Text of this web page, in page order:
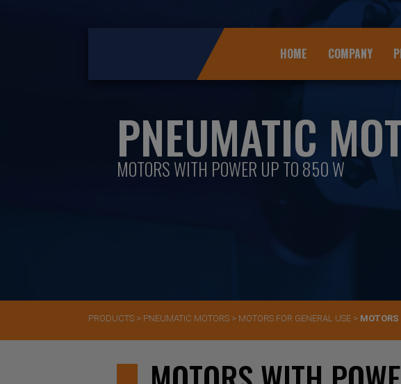
HOME COMPANY
PNEUMATIC
MOTORS WITH POWER UP TO 850 W
PRODUCTS > PNEUMATIC MOTORS > MOTORS FOR GENERAL USE >